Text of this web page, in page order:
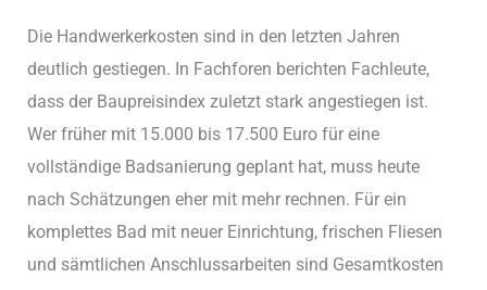
Die Handwerkerkosten sind in den letzten Jahren
deutlich gestiegen. In Fachforen berichten Fachleute,
dass der Baupreisindex zuletzt stark angestiegen ist.
Wer früher mit 15.000 bis 17.500 Euro für eine
vollständige Badsanierung geplant hat, muss heute
nach Schätzungen eher mit mehr rechnen. Für ein
komplettes Bad mit neuer Einrichtung, frischen Fliesen
und sämtlichen Anschlussarbeiten sind Gesamtkosten